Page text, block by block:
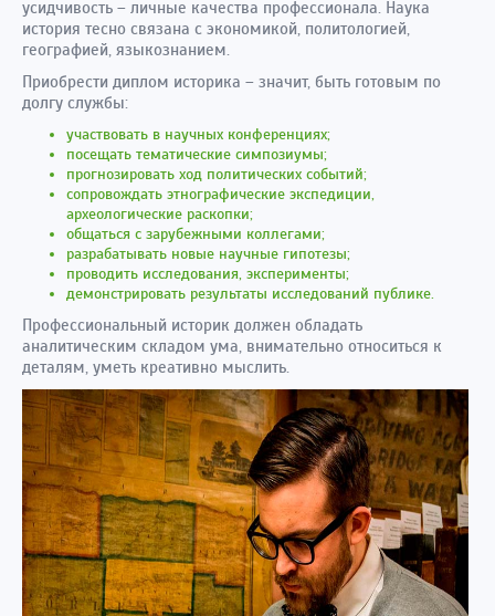
усидчивость – личные качества профессионала. Наука
история тесно связана с экономикой, политологией,
географией, языкознанием.
Приобрести диплом историка – значит, быть готовым по
долгу службы:
участвовать в научных конференциях;
посещать тематические симпозиумы;
прогнозировать ход политических событий;
сопровождать этнографические экспедиции,
археологические раскопки;
общаться с зарубежными коллегами;
разрабатывать новые научные гипотезы;
проводить исследования, эксперименты;
демонстрировать результаты исследований публике.
Профессиональный историк должен обладать
аналитическим складом ума, внимательно относиться к
деталям, уметь креативно мыслить.